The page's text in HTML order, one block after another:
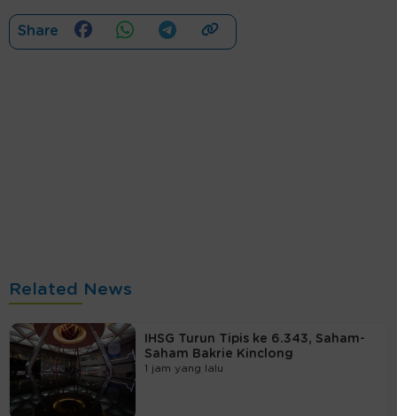
Share
Related News
IHSG Turun Tipis ke 6.343, Saham-
Saham Bakrie Kinclong
1 jam yang lalu